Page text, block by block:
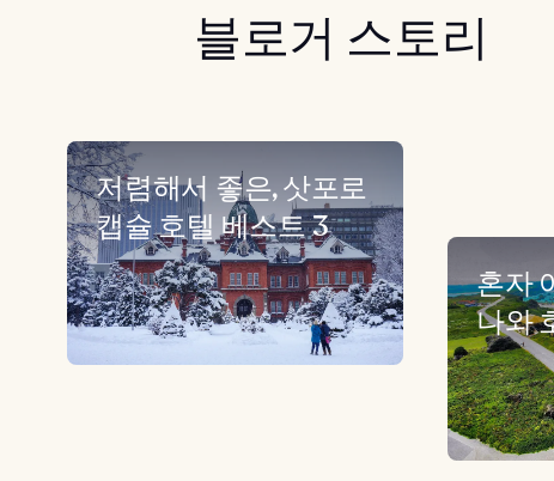
블로거 스토리
저렴해서 좋은, 삿포로
캡슐 호텔 베스트 3
혼자
나와